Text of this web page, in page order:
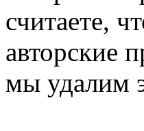
считаете,
авторские
мы удалим